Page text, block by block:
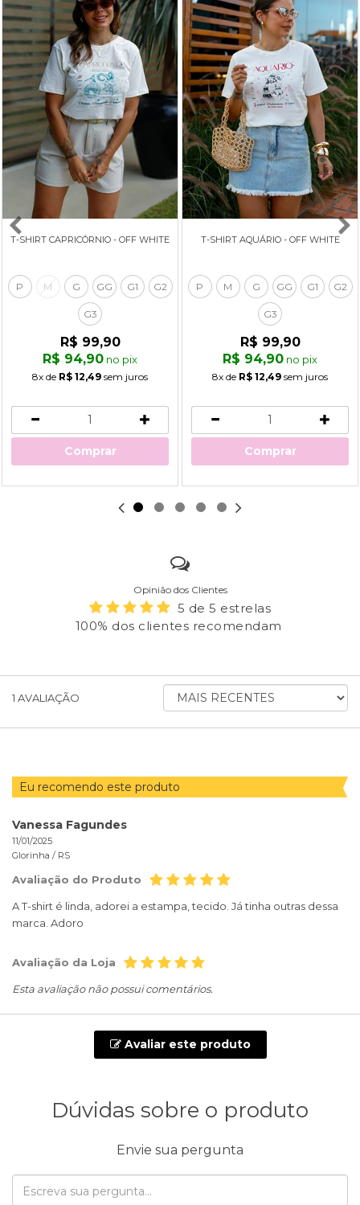
T-SHIRT CAPRICÓRNIO - OFF WHITE
P M G GG G1 G2
G3
R$ 99,90
R$ 94,90 no pix
8x de R$ 12,49 sem juros
Comprar
T-SHIRT AQUÁRIO - OFF WHITE
P M G GG G1 G2
G3
R$ 99,90
R$ 94,90 no pix
8x de R$ 12,49 sem juros
Comprar
Opinião dos Clientes
5 de 5 estrelas
100% dos clientes recomendam
1 AVALIAÇÃO
ORDENAR
AVALIAÇÕES
Eu recomendo este produto
Vanessa Fagundes
11/01/2025
Glorinha / RS
Avaliação do Produto
A T-shirt é linda, adorei a estampa, tecido. Já tinha outras dessa
marca. Adoro
Avaliação da Loja
Esta avaliação não possui comentários.
Avaliar este produto
Dúvidas sobre o produto
Envie sua pergunta